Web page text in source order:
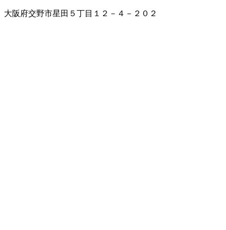
大阪府交野市星田５丁目１２－４－２０２